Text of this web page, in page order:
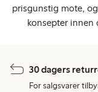
prisgunstig mote,
konsepter innen
30 dagers
For salgsvarer